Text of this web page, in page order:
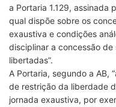
a Portaria 1.129, assinada
qual dispõe sobre os
exaustiva e condições
disciplinar a concessão
libertadas”.
A Portaria, segundo a AB,
de restrição da liberdade
jornada exaustiva, por